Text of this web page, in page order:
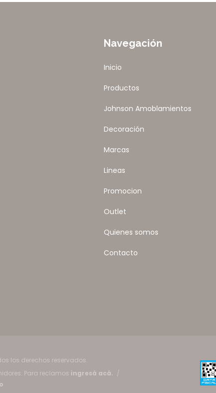
Navegación
Inicio
Productos
Johnson Amoblamientos
Decoración
Marcas
Lineas
Promocion
Outlet
Quienes somos
Contacto
los derechos reservados.
Para reclamos ingresá acá. /